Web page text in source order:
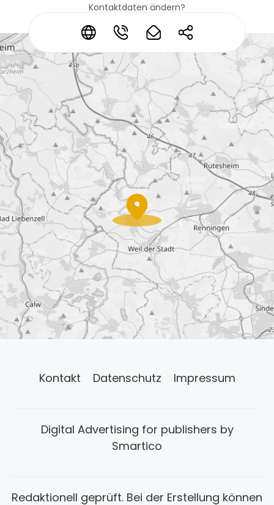
* * * *
Kontaktdaten ändern?
Kontakt Datenschutz Impressum
Digital Advertising for publishers by
Smartico
Redaktionell geprüft. Bei der Erstellung können